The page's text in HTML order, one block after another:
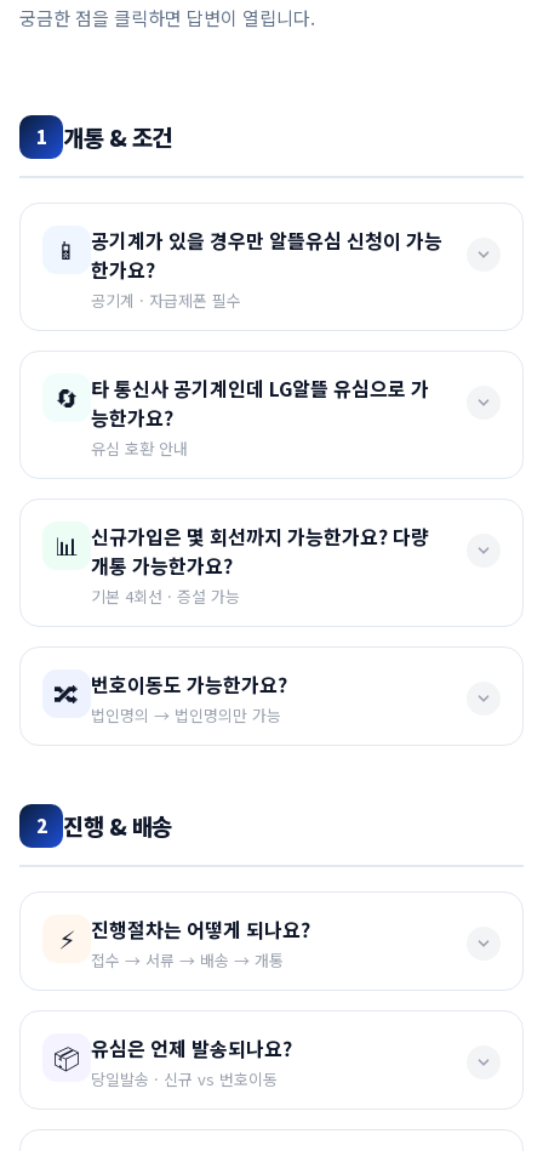
궁금한 점을 클릭하면 답변이 열립니다.
1 개통 & 조건
📱
공기계가 있을 경우만 알뜰유심 신청이 가능
한가요?
공기계 · 자급제폰 필수
신청이 가능합니다.
공기계나 자급제폰을 구매하신 후 신청해 주셔야 합니다.
🔄 타 통신사 공기계인데 LG알뜰 유심으로 가
능한가요?
유심 호환 안내
없이 공기계로 가능하며, 듀얼유심이나 나노유심 모두 호
환되는 유심을 보내드립니다.
⚠️ 주의
2017년 이전 모델은 유심호환이 안될 수 있습니다.
📊 신규가입은 몇 회선까지 가능한가요? 다량
개통 가능한가요?
기본 4회선 · 증설 가능
우 증설이 가능합니다.
정상적인 사업을 위해 다량유심이 필요한 경우,초기 첫 4
요합니다.
🔴 공통 필수:가입신청서, 대표자 신분증, 법인 등기부
등본, 사업자등록증, 법인인감증명서, 한도 증설 요청서
🔴 대리인 신청 시:대리인 신분증, 건강보험 자격득실
확인서, 재직증명서(법인인감 날인), 위임장(법인인감
날인)
🔀 번호이동도 가능한가요?
법인명의 → 법인명의만 가능
개인명의 번호는 법인명의로 변경 후 알뜰통신사 이동을
하셔야 합니다.
📌 참고사항
개인명의에서 법인명의 변경은 개인명의 가입된 통신사
에 연락하셔서 직접 처리하신 후 저희쪽에 연락주세요.
대표자 개인명의는 법인명의 변경이 수월할 수 있으나,
일반 직원의 개인명의 핸드폰 번호를 법인명의로 변경
하는 것은 어렵거나 불가능할 수 있으니 해당 통신사에
2 진행 & 배송
⚡ 진행절차는 어떻게 되나요?
접수 → 서류 → 배송 → 개통
① 신청서 폼 작성→ 자동기입되어 메일로 가입신청서
② 가입신청서 법인도장 날인 3곳+ 필요서류 메일 발
📦 유심은 언제 발송되나요?
당일발송 · 신규 vs 번호이동